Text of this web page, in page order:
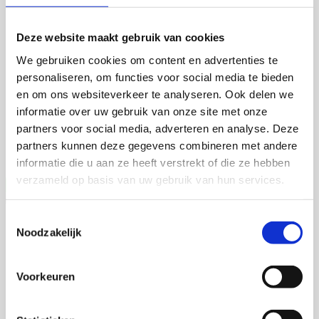
Deze website maakt gebruik van cookies
We gebruiken cookies om content en advertenties te
personaliseren, om functies voor social media te bieden
en om ons websiteverkeer te analyseren. Ook delen we
informatie over uw gebruik van onze site met onze
partners voor social media, adverteren en analyse. Deze
partners kunnen deze gegevens combineren met andere
informatie die u aan ze heeft verstrekt of die ze hebben
verzameld op basis van uw gebruik van hun services.
Noodzakelijk
Voorkeuren
4 september 2026
Talitha Spanjersberg
Universiteit Utrecht
Vera Weijer